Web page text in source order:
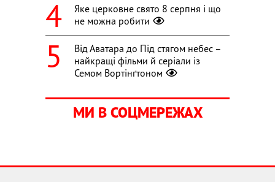
Яке церковне свято 8 серпня і що
не можна робити
Від Аватара до Під стягом небес –
найкращі фільми й серіали із
Семом Вортінґтоном
МИ В СОЦМЕРЕЖАХ